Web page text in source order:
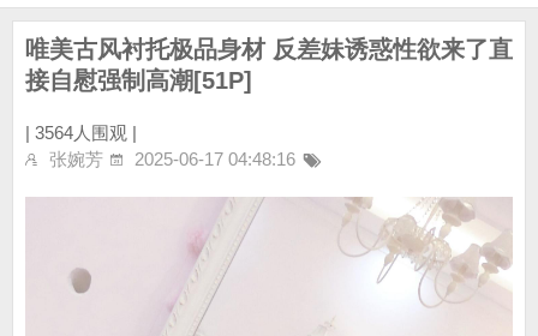
唯美古风衬托极品身材 反差妹诱惑性欲来了直
接自慰强制高潮[51P]
| 3564人围观 |
张婉芳
2025-06-17 04:48:16